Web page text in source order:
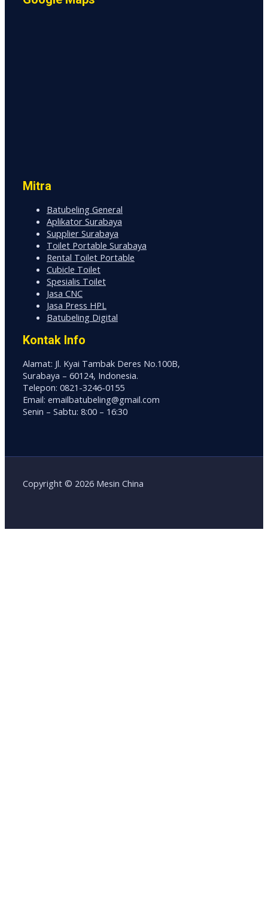
Mitra
Batubeling General
Aplikator Surabaya
Supplier Surabaya
Toilet Portable Surabaya
Rental Toilet Portable
Cubicle Toilet
Spesialis Toilet
Jasa CNC
Jasa Press HPL
Batubeling Digital
Kontak Info
Alamat: Jl. Kyai Tambak Deres No.100B,
Surabaya – 60124, Indonesia.
Telepon: 0821-3246-0155
Email: emailbatubeling@gmail.com
Senin – Sabtu: 8:00 – 16:30
Copyright © 2026 Mesin China